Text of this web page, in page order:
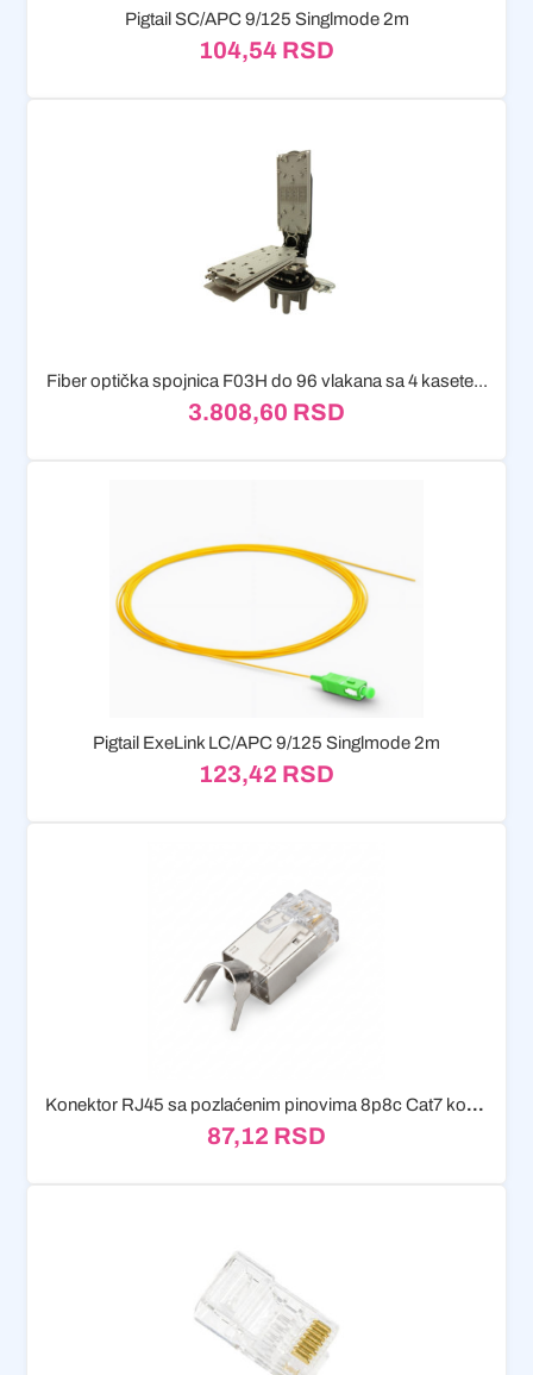
Pigtail SC/APC 9/125 Singlmode 2m
104,54 RSD
Fiber optička spojnica F03H do 96 vlakana sa 4 kasete...
3.808,60 RSD
Pigtail ExeLink LC/APC 9/125 Singlmode 2m
123,42 RSD
Konektor RJ45 sa pozlaćenim pinovima 8p8c Cat7 komad
87,12 RSD